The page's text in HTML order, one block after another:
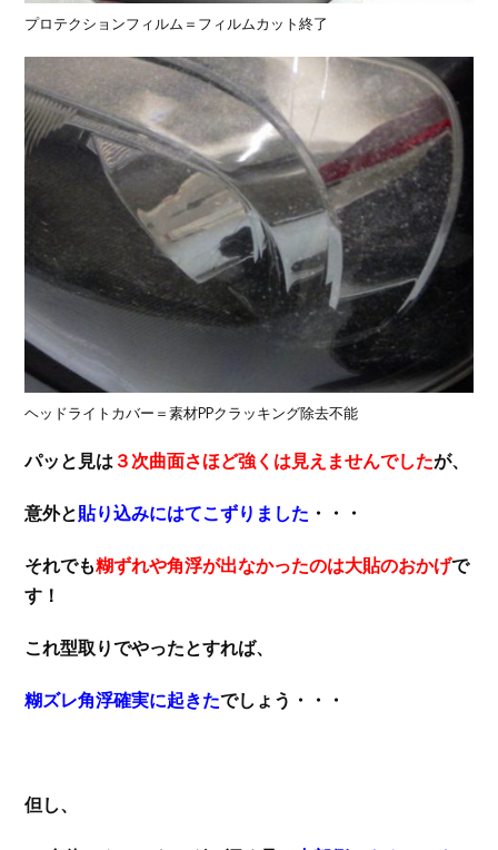
プロテクションフィルム＝フィルムカット終了
ヘッドライトカバー＝素材PPクラッキング除去不能
パッと見は ３次曲面さほど強くは見えませんでしたが、
意外と貼り込みにはてこずりました ・・・
それでも糊ずれや角浮が出なかったのは大貼のおかげで
す！
これ型取りでやったとすれば、
糊ズレ角浮確実に起きたでしょう・・・
但し、